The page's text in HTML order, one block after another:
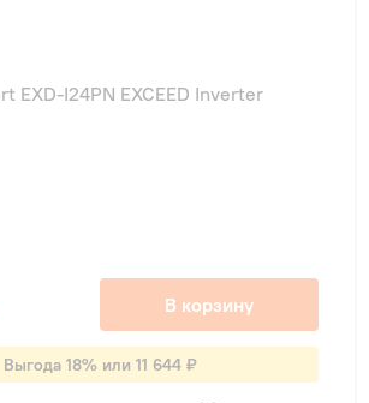
EXD-I24PN EXCEED Inverter
В корзину
Выгода 18% или 11 644 ₽